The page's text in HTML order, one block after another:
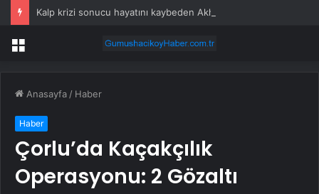
Menü
Anasayfa / Haber
Haber
Çorlu’da Kaçakçılık
Operasyonu: 2 Gözaltı